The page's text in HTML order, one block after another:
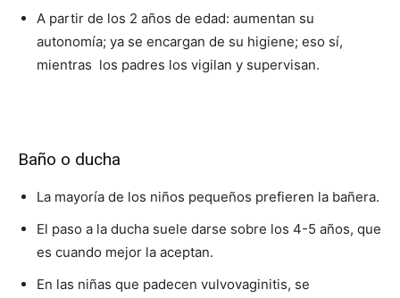
A partir de los 2 años de edad: aumentan su
autonomía; ya se encargan de su higiene; eso sí,
mientras los padres los vigilan y supervisan.
Baño o ducha
La mayoría de los niños pequeños prefieren la bañera.
El paso a la ducha suele darse sobre los 4-5 años, que
es cuando mejor la aceptan.
En las niñas que padecen vulvovaginitis, se